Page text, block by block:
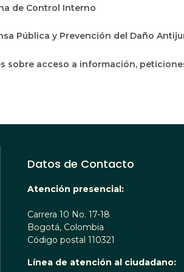
de Control Interno
Pública y Prevención del Daño
sobre acceso a información,
Datos de Contacto
Atención presencial:
Carrera 10 No. 17-18
Bogotá, Colombia
Código postal 110321
Línea de atención al ciudadano: